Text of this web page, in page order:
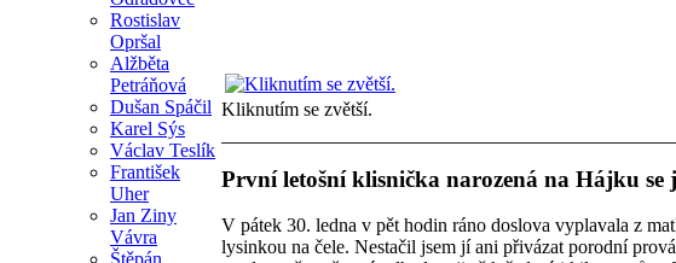
Rostislav
Opršal
Alžběta
Petráňová
Dušan Spáčil
Karel Sýs
Václav Teslík
František
Uher
Jan Ziny
Vávra
Štěpán
Kliknutím se zvětší.
První letošní klisnička narozená na Hájku se
V pátek 30. ledna v pět hodin ráno doslova vyplavala z
lysinkou na čele. Nestačil jsem jí ani přivázat porodní